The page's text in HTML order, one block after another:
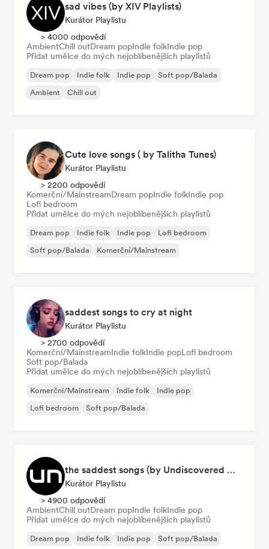
sad vibes (by XIV Playlists)
Kurátor Playlistu
> 4000 odpovědí
AmbientChill outDream popIndie folkIndie pop
Přidat umělce do mých nejoblíbenějších playlistů
Dream pop Indie folk Indie pop
Soft pop/Balada
Ambient
Chill out
Cute love songs ( by Talitha Tunes)
Kurátor Playlistu
> 2200 odpovědí
Komerční/MainstreamDream popIndie folkIndie pop
Lofi bedroom
Přidat umělce do mých nejoblíbenějších playlistů
Dream pop Indie folk Indie pop
Lofi bedroom
Soft pop/Balada
Komerční/Mainstream
saddest songs to cry at night
Kurátor Playlistu
> 2700 odpovědí
Komerční/MainstreamIndie folkIndie popLofi bedroom
Soft pop/Balada
Přidat umělce do mých nejoblíbenějších playlistů
Komerční/Mainstream Indie folk
Indie pop
Lofi bedroom
Soft pop/Balada
the saddest songs (by Undiscovered Music)
Kurátor Playlistu
> 4900 odpovědí
AmbientChill outDream popIndie folkIndie pop
Přidat umělce do mých nejoblíbenějších playlistů
Dream pop Indie folk Indie pop
Soft pop/Balada